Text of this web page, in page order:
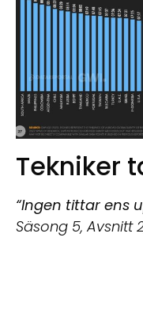
Tekniker
“Ingen tittar ens
Säsong 5, Avsnitt